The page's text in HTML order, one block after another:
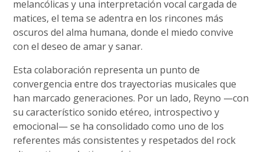
melancólicas y una interpretación vocal cargada de
matices, el tema se adentra en los rincones más
oscuros del alma humana, donde el miedo convive
con el deseo de amar y sanar.
Esta colaboración representa un punto de
convergencia entre dos trayectorias musicales que
han marcado generaciones. Por un lado, Reyno —con
su característico sonido etéreo, introspectivo y
emocional— se ha consolidado como uno de los
referentes más consistentes y respetados del rock